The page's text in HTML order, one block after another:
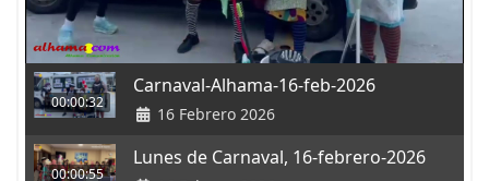
00:00:32
Carnaval-Alhama-16-feb-2026
16 Febrero 2026
00:00:55
Lunes de Carnaval, 16-febrero-2026